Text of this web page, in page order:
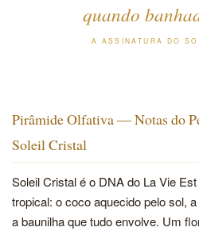
quando
A ASSINATURA DO
Pirâmide Olfativa — Notas do
Soleil Cristal
Soleil Cristal é o DNA do La Vie
tropical: o coco aquecido pelo sol,
a baunilha que tudo envolve. Um